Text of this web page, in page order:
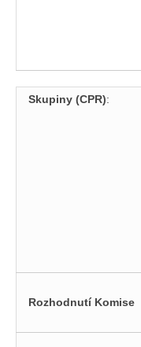
Skupiny (CPR):
Rozhodnutí Komise